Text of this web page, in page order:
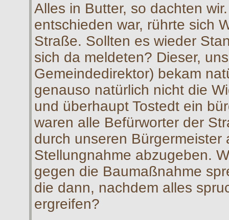
Alles in Butter, so dachten
entschieden war, rührte sich
Straße. Sollten es wieder
sich da meldeten? Dieser,
Gemeindedirektor) bekam
genauso natürlich nicht die
und überhaupt Tostedt ein
waren alle Befürworter der
durch unseren
Stellungnahme abzugeben.
gegen die Baumaßnahme
die dann, nachdem alles
ergreifen?